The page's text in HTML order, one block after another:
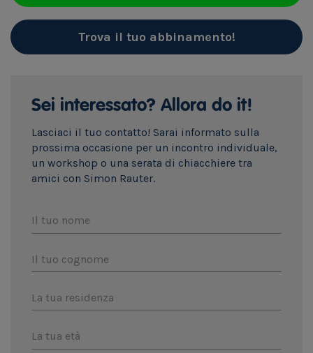
Trova il tuo abbinamento!
Sei interessato? Allora do it!
Lasciaci il tuo contatto! Sarai informato sulla
prossima occasione per un incontro individuale,
un workshop o una serata di chiacchiere tra
amici con Simon Rauter.
Il tuo nome
Il tuo cognome
La tua residenza
La tua età